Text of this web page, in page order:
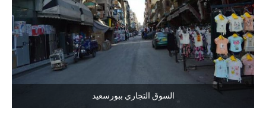
السوق التجاري ببورسعيد